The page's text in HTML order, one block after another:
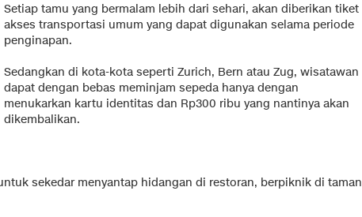
Setiap tamu yang bermalam lebih dari sehari, akan diberikan tiket
akses transportasi umum yang dapat digunakan selama periode
penginapan.
Sedangkan di kota-kota seperti Zurich, Bern atau Zug, wisatawan
dapat dengan bebas meminjam sepeda hanya dengan
menukarkan kartu identitas dan Rp300 ribu yang nantinya akan
dikembalikan.
sekedar menyantap hidangan di restoran, berpiknik di taman